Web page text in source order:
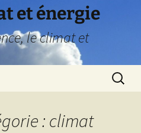
et énergie
le climat et
: climat